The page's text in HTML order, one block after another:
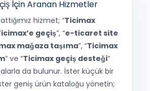
İçin Aranan Hizmetler
hizmet; “Ticimax
geçiş”, “e-ticaret site
mağaza taşıma”, “Ticimax
” ve “Ticimax geçiş desteği”
da bulunur. İster küçük bir
geniş ürün kataloğu yönetin;